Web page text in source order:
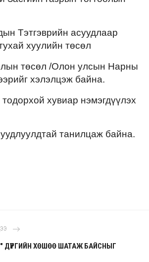
Тэтгэврийн асуудлаар
хуулийн төсөл
төсөл /Олон улсын Нарны
хэлэлцэж байна.
хувиар нэмэгдүүлэх
танилцаж байна.
ДҮҮРГИЙН ХӨШӨӨ ШАТАЖ БАЙСНЫГ